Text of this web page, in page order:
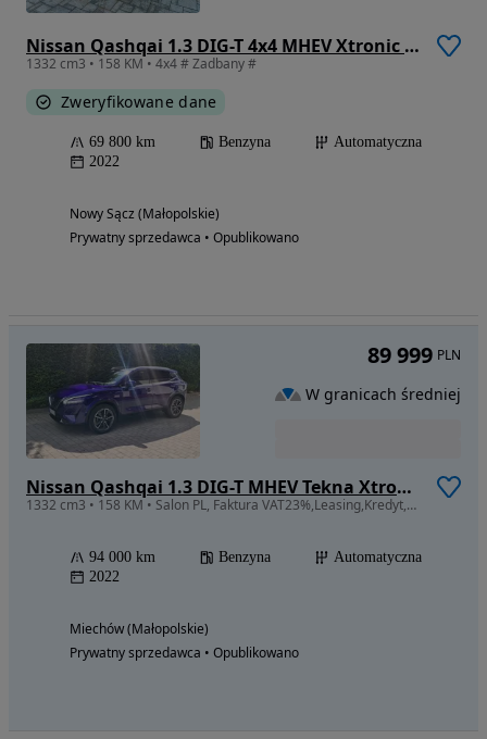
Nissan Qashqai 1.3 DIG-T 4x4 MHEV Xtronic Tekna+
1332 cm3 • 158 KM • 4x4 # Zadbany #
Zweryfikowane dane
69 800 km Benzyna
Automatyczna
2022
Nowy Sącz (Małopolskie)
Prywatny sprzedawca • Opublikowano
Nissan Qashqai 1.3 DIG-T MHEV Tekna Xtronic
1332 cm3 • 158 KM • Salon PL, Faktura VAT23%,Leasing,Kredyt,Panorama,automat
94 000 km Benzyna
Automatyczna
2022
Miechów (Małopolskie)
Prywatny sprzedawca • Opublikowano
89 999 PLN
W granicach średniej